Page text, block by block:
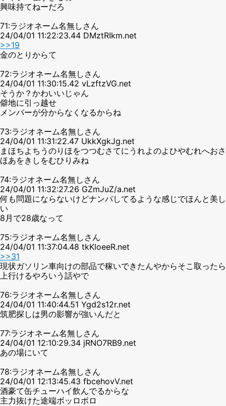
興味持てねーだろ
71:ラジオネーム名無しさん
24/04/01 11:22:23.44 DMztRIkm.net
>>19
金のとりからて
72:ラジオネーム名無しさん
24/04/01 11:30:15.42 vLzftzVG.net
そうか？かわいいじゃん
僻地に引っ越せ
メンバーが分からなくなるからね
73:ラジオネーム名無しさん
24/04/01 11:31:22.47 UkkXgkJg.net
まほちよちうのりほをつつむさてにうれよのよひやむれへおさ
ほあをきしをむひりみね
74:ラジオネーム名無しさん
24/04/01 11:32:27.26 GZmJuZ/a.net
何も問題にならないけどナンパしてるような感じでほんと美し
い
8月で28歳なって
75:ラジオネーム名無しさん
24/04/01 11:37:04.48 tkKloeeR.net
>>31
現状ガソリン車向けの部品で稼いできたんやからそこ取ったら
上行けるやろいう話やで
76:ラジオネーム名無しさん
24/04/01 11:40:44.51 Ygd2s12r.net
筑肥探しは男の影響が強いんだと
77:ラジオネーム名無しさん
24/04/01 12:10:29.34 jRNO7RB9.net
あの場にいて
78:ラジオネーム名無しさん
24/04/01 12:13:45.43 fbcehovV.net
酒豪て缶チューハイ飲んでるからな
主力抜けた途端ボッロボロ